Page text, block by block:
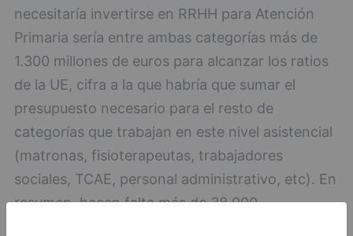
necesitaría invertirse en RRHH para Atención
Primaria sería entre ambas categorías más de
1.300 millones de euros para alcanzar los ratios
de la UE, cifra a la que habría que sumar el
presupuesto necesario para el resto de
categorías que trabajan en este nivel asistencial
(matronas, fisioterapeutas, trabajadores
sociales, TCAE, personal administrativo, etc). En
resumen, hacen falta más de 38.000